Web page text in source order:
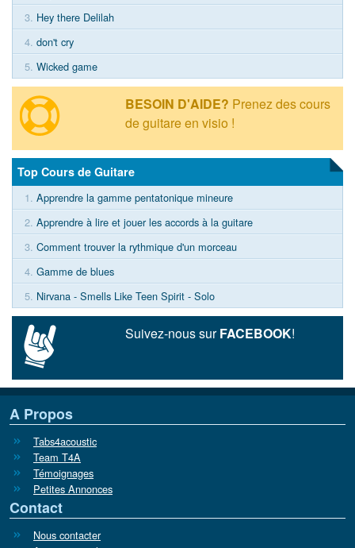
3. Hey there Delilah
4. don't cry
5. Wicked game
BESOIN D'AIDE? Prenez des cours
de guitare en visio !
Top Cours de Guitare
1. Apprendre la gamme pentatonique mineure
2. Apprendre à lire et jouer les accords à la guitare
3. Comment trouver la rythmique d'un morceau
4. Gamme de blues
5. Nirvana - Smells Like Teen Spirit - Solo
Suivez-nous surFACEBOOK!
A Propos
Tabs4acoustic
Team T4A
Témoignages
Petites Annonces
Contact
Nous contacter